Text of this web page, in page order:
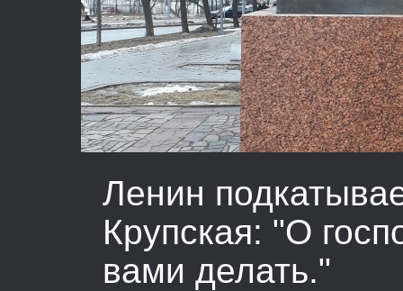
Ленин
Крупская: "О
вами делать."